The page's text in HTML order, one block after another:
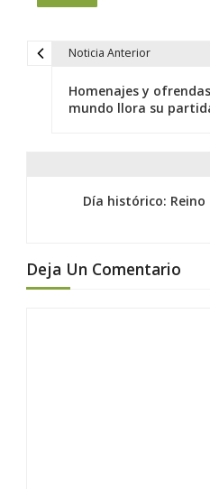
N
n
d
Noticia Anterior
Homenajes y
mundo llora su
Día histórico:
Deja Un Comentario